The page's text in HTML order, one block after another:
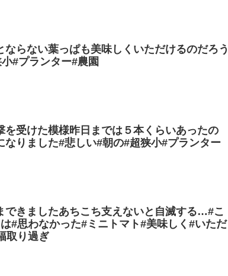
ならない葉っぱも美味しくいただけるのだろう
#プランター#農園
受けた模様昨日までは５本くらいあったの
なりました#悲しい#朝の#超狭小#プランター
できましたあちこち支えないと自滅する…#こ
#思わなかった#ミニトマト#美味しく#いただ
取り過ぎ